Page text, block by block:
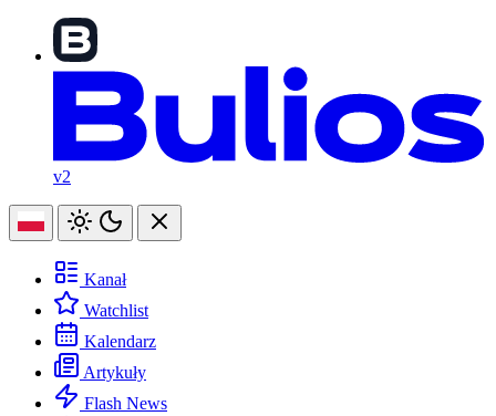
v2
Kanał
Watchlist
Kalendarz
Artykuły
Flash News